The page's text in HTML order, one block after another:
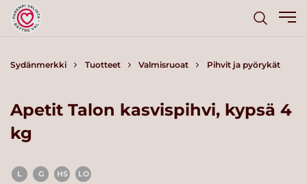
Sydänmerkki Tuotteet Valmisruoat Pihvit ja pyörykät
Apetit Talon kasvispihvi, kypsä 4
kg
L G HS LO